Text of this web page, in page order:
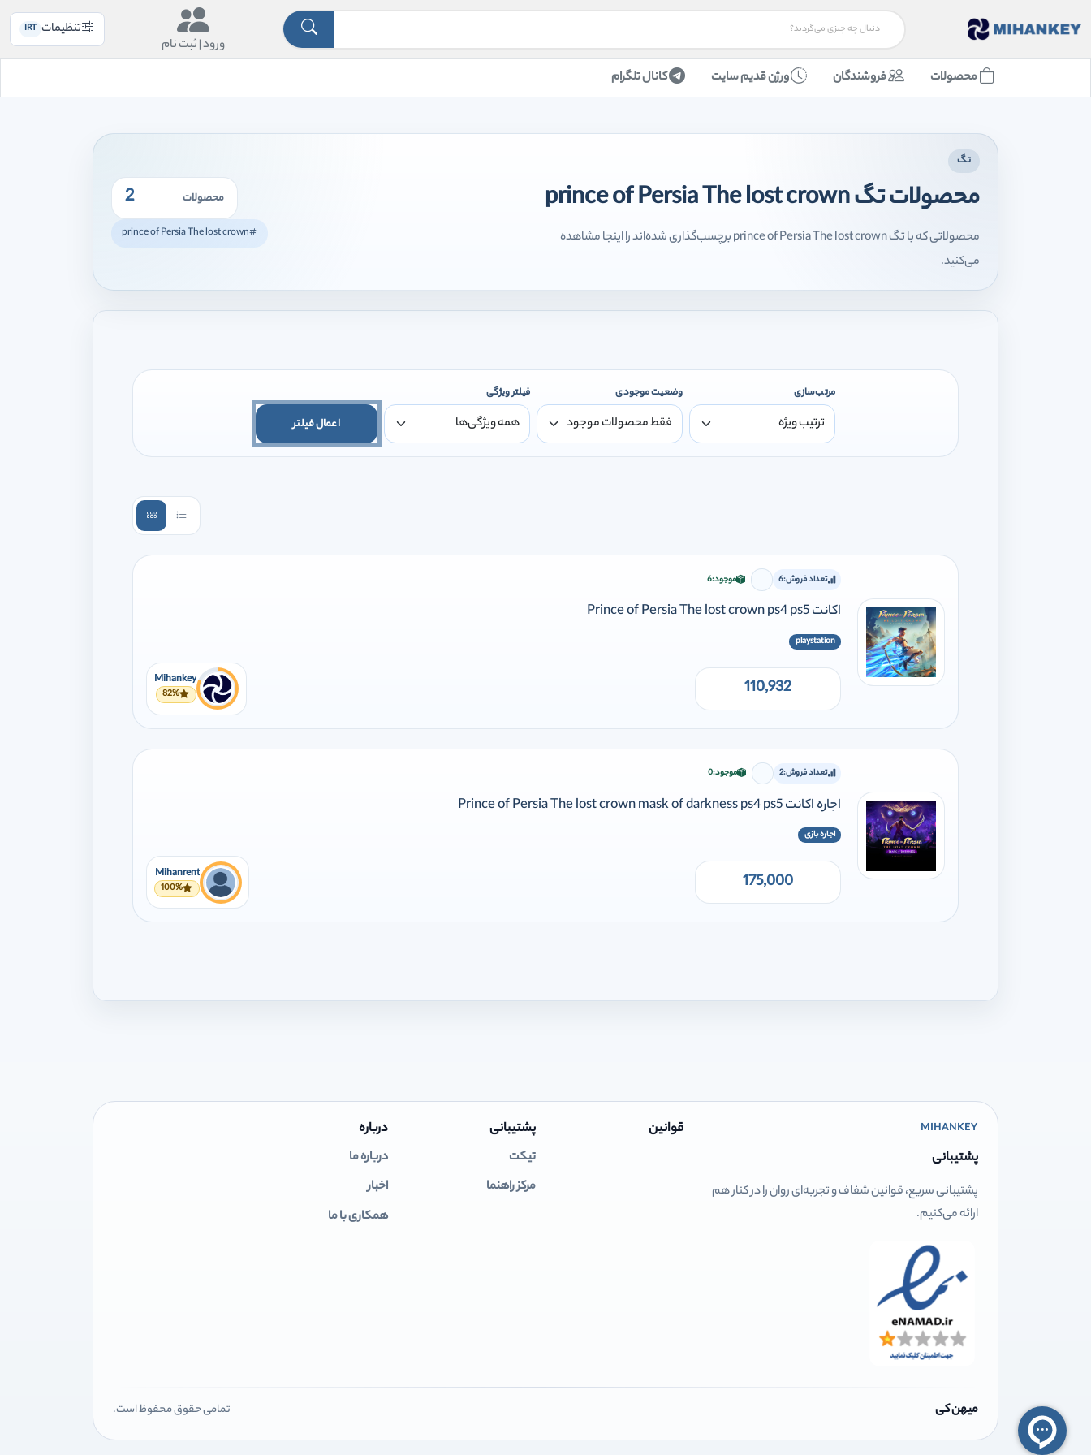
ورود |ثبت نام
تنظیمات IRT
محصولات فروشندگان ورژن قدیم سایت کانال تلگرام
تگ
محصولات تگ prince of Persia The lost crown
محصولاتی که با تگ prince of Persia The lost crown برچسب‌گذاری شده‌اند را اینجا مشاهده
می‌کنید.
محصولات 2
#prince of Persia The lost crown
مرتب‌سازی وضعیت موجودی فیلتر ویژگی
اعمال فیلتر
تعداد فروش:6 برای افزودن وارد شوید
موجود:6
اکانت Prince of Persia The lost crown ps4 ps5
playstation
110,932
Mihankey
82%
تعداد فروش:2 برای افزودن وارد شوید
موجود:0
اجاره اکانت Prince of Persia The lost crown mask of darkness ps4 ps5
اجاره بازی
175,000
Mihanrent
100%
MIHANKEY
پشتیبانی
پشتیبانی سریع، قوانین شفاف و تجربه‌ای روان را در کنار هم
ارائه می‌کنیم.
قوانین پشتیبانی
تیکت
مرکز راهنما
درباره
درباره ما
اخبار
همکاری با ما
میهن کی تمامی حقوق محفوظ است.